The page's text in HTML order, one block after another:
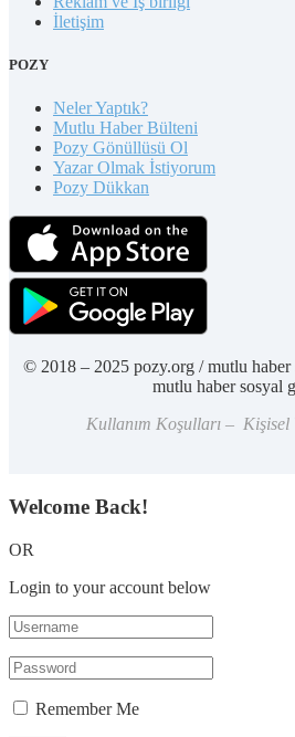
İletişim
POZY
Neler Yaptık?
Mutlu Haber Bülteni
Pozy Gönüllüsü Ol
Yazar Olmak İstiyorum
Pozy Dükkan
© 2018 – 2025 pozy.org / mutlu
mutlu haber sosyal
Kullanım Koşulları – Kişisel
Welcome Back!
OR
Login to your account below
Remember Me